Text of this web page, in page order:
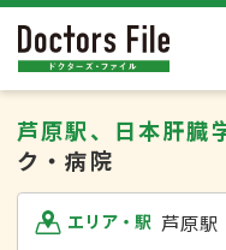
芦原駅、日本肝臓
ク・病院
エリア・駅 芦原駅